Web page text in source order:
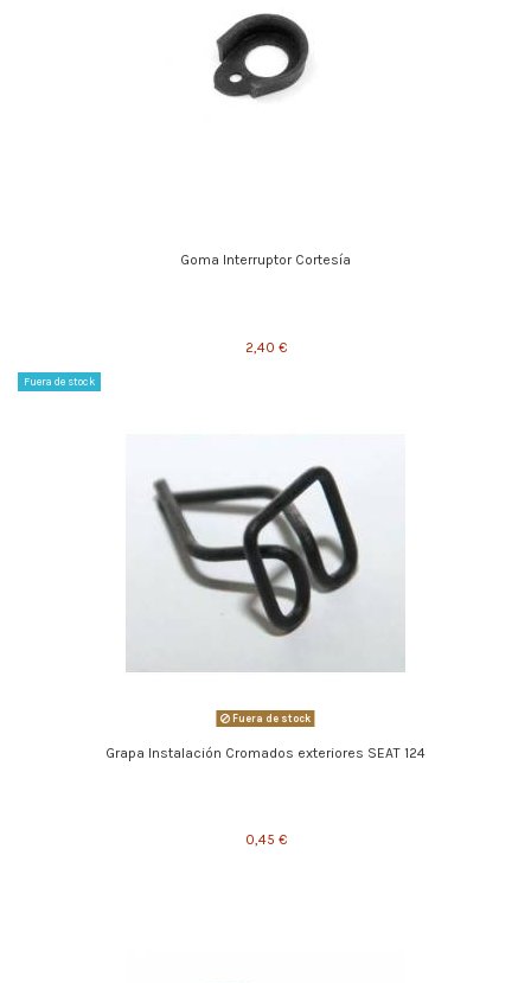
Goma Interruptor Cortesía
2,40 €
Fuera de stock
Fuera de stock
Grapa Instalación Cromados exteriores SEAT 124
0,45 €